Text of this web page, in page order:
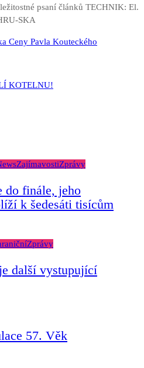
psaní článků TECHNIK: El.
SKA
Ceny Pavla Kouteckého
KOTELNU!
ZajímavostiZprávy
do finále, jeho
k šedesáti tisícům
Zprávy
další vystupující
57. Věk